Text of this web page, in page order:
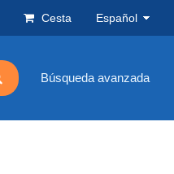
Cesta Español
Búsqueda avanzada